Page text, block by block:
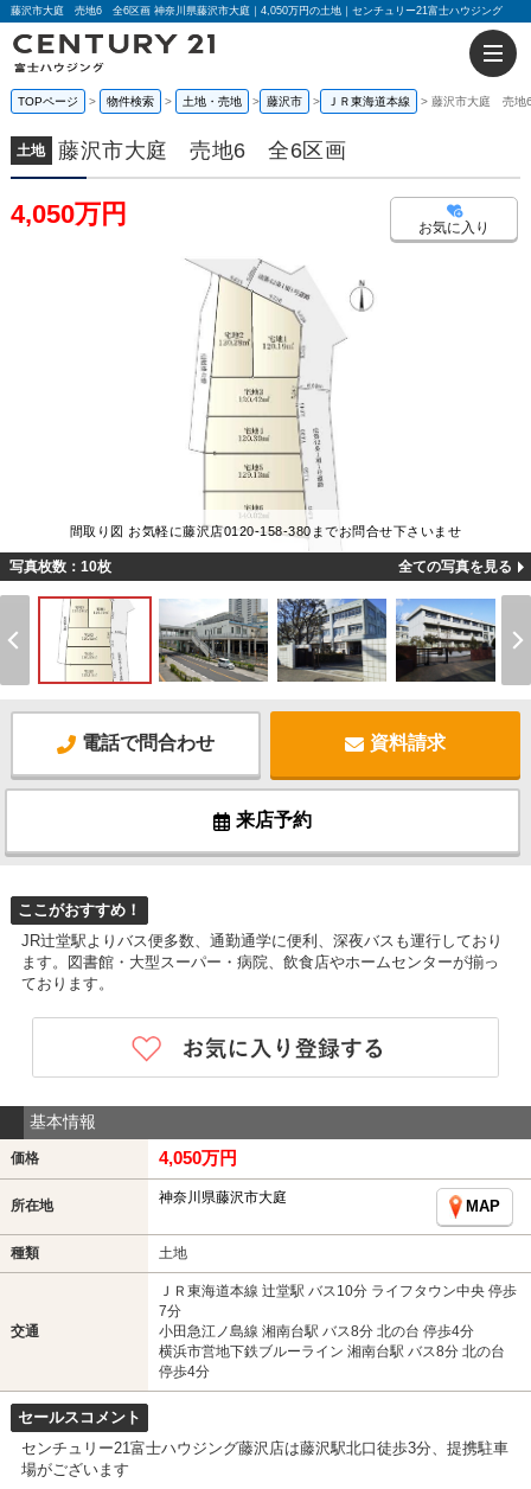
藤沢市大庭 売地6 全6区画 神奈川県藤沢市大庭｜4,050万円の土地｜センチュリー21富士ハウジング
TOPページ 物件検索 土地・売地 藤沢市 ＪＲ東海道本線 藤沢市大庭 売
土地 藤沢市大庭 売地6 全6区画
4,050万円 お気に入り
間取り図 お気軽に藤沢店0120-158-380までお問合せ下さいませ
写真枚数：10枚 全ての写真を見る
電話で問合わせ 資料請求
来店予約
ここがおすすめ！
JR辻堂駅よりバス便多数、通勤通学に便利、深夜バスも運行しており
ます。図書館・大型スーパー・病院、飲食店やホームセンターが揃っ
ております。
基本情報
価格 4,050万円
所在地 神奈川県藤沢市大庭
MAP
種類 土地
交通
ＪＲ東海道本線 辻堂駅 バス10分 ライフタウン中央 停歩
7分
小田急江ノ島線 湘南台駅 バス8分 北の台 停歩4分
横浜市営地下鉄ブルーライン 湘南台駅 バス8分 北の台
停歩4分
セールスコメント
センチュリー21富士ハウジング藤沢店は藤沢駅北口徒歩3分、提携駐車
場がございます